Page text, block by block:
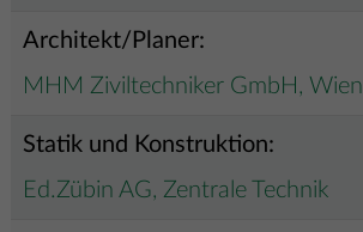
Architekt/Planer:
MHM Ziviltechniker GmbH, Wien
Statik und Konstruktion:
Ed.Zübin AG, Zentrale Technik